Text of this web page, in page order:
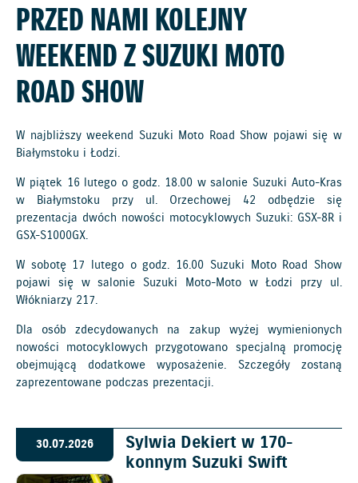
PRZED NAMI KOLEJNY
WEEKEND Z SUZUKI MOTO
ROAD SHOW
W najbliższy weekend Suzuki Moto Road Show pojawi się w
Białymstoku i Łodzi.
W piątek 16 lutego o godz. 18.00 w salonie Suzuki Auto-Kras
w Białymstoku przy ul. Orzechowej 42 odbędzie się
prezentacja dwóch nowości motocyklowych Suzuki: GSX-8R i
GSX-S1000GX.
W sobotę 17 lutego o godz. 16.00 Suzuki Moto Road Show
pojawi się w salonie Suzuki Moto-Moto w Łodzi przy ul.
Włókniarzy 217.
Dla osób zdecydowanych na zakup wyżej wymienionych
nowości motocyklowych przygotowano specjalną promocję
obejmującą dodatkowe wyposażenie. Szczegóły zostaną
zaprezentowane podczas prezentacji.
30.07.2026
Sylwia Dekiert w 170-
konnym Suzuki Swift